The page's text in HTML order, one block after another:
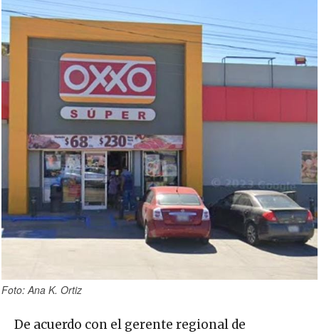
Foto: Ana K. Ortiz
De acuerdo con el gerente regional de